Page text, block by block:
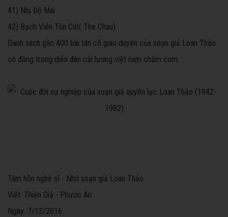
41) Nhị Độ Mai
42) Bạch Viên Tôn Cát( The Chau)
Danh sách gần 400 bài tân cổ giao duyên của soạn giả Loan Thảo
có đăng trong diễn đàn cải lương việt nam chấm com.
Tâm hồn nghệ sĩ - Nhớ soạn giả Loan Thảo
Viết: Thiện Giả - Phước An
Ngày: 7/13/2016